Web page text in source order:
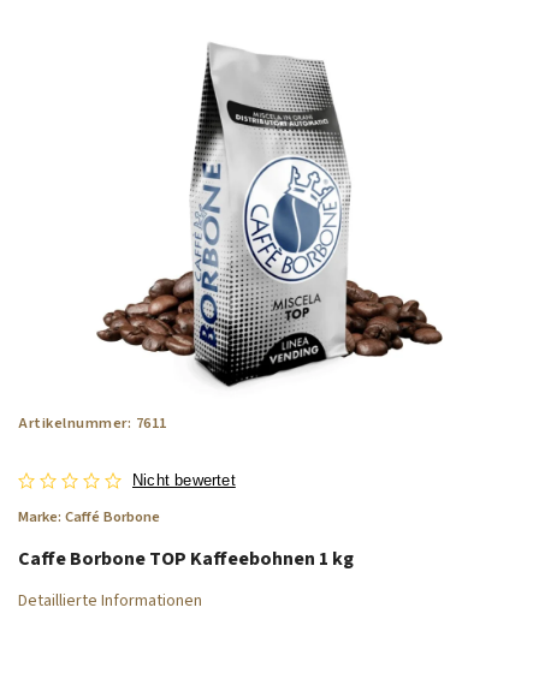
Artikelnummer: 7611
Nicht bewertet
Marke: Caffé Borbone
Caffe Borbone TOP Kaffeebohnen 1 kg
Detaillierte Informationen